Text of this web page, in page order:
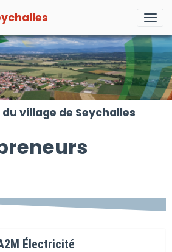
village de Seychalles
Électricité